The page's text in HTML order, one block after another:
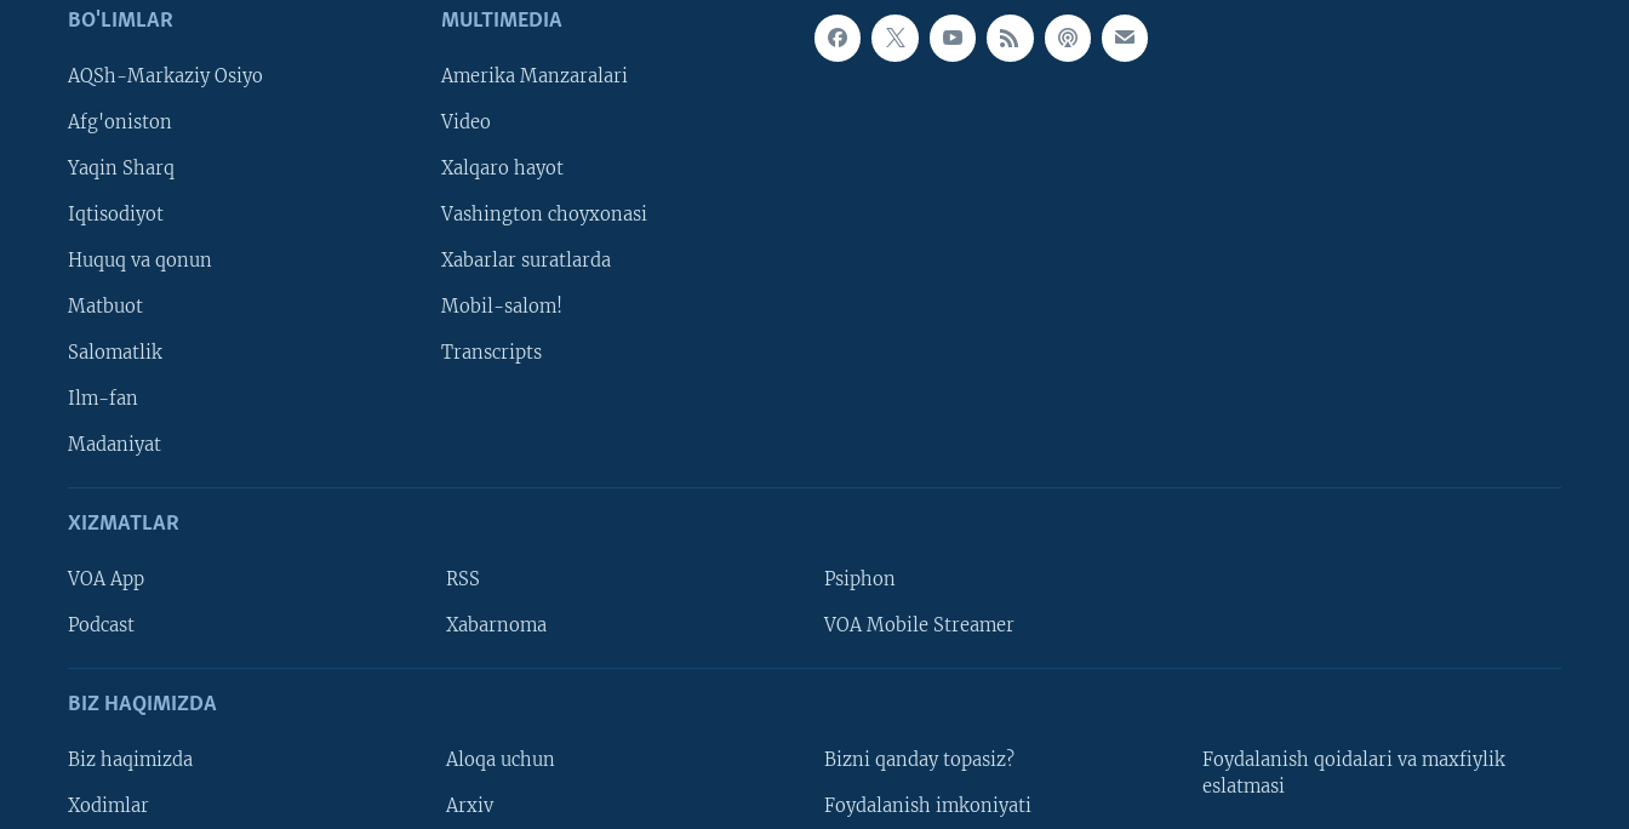
VOA
BO'LIMLAR
AQSh-Markaziy Osiyo
Afg'oniston
Yaqin Sharq
Iqtisodiyot
Huquq va qonun
Matbuot
Salomatlik
Ilm-fan
Madaniyat
MULTIMEDIA
Amerika Manzaralari
Video
Xalqaro hayot
Vashington choyxonasi
Xabarlar suratlarda
Mobil-salom!
Transcripts
XIZMATLAR
VOA App
Podcast
RSS
Xabarnoma
Psiphon
VOA Mobile Streamer
BIZ HAQIMIZDA
Biz haqimizda
Xodimlar
Aloqa uchun
Arxiv
Bizni qanday topasiz?
Foydalanish imkoniyati
Foydalanish qoidalari va maxfiylik
eslatmasi